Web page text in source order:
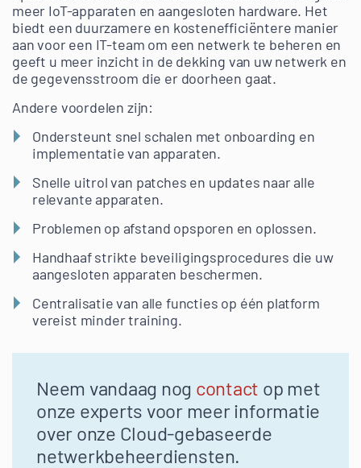
meer IoT-apparaten en aangesloten hardware. Het
biedt een duurzamere en kostenefficiëntere manier
aan voor een IT-team om een netwerk te beheren en
geeft u meer inzicht in de dekking van uw netwerk en
de gegevensstroom die er doorheen gaat.
Andere voordelen zijn:
Ondersteunt snel schalen met onboarding en
implementatie van apparaten.
Snelle uitrol van patches en updates naar alle
relevante apparaten.
Problemen op afstand opsporen en oplossen.
Handhaaf strikte beveiligingsprocedures die uw
aangesloten apparaten beschermen.
Centralisatie van alle functies op één platform
vereist minder training.
Neem vandaag nog contact op met
onze experts voor meer informatie
over onze Cloud-gebaseerde
netwerkbeheerdiensten.